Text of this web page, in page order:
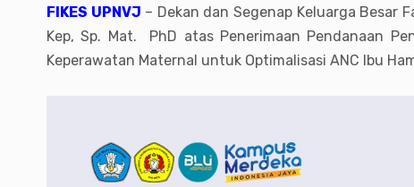
FIKES UPNVJ – Dekan dan Segenap Keluarga Besar
Kep, Sp. Mat. PhD atas Penerimaan Pendanaan
Keperawatan Maternal untuk Optimalisasi ANC Ibu